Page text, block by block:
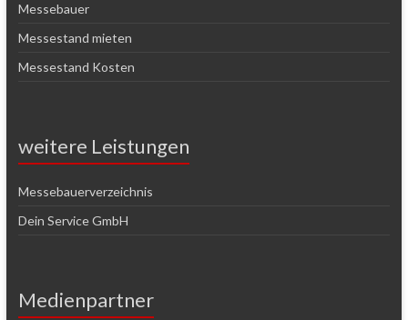
Messebauer
Messestand mieten
Messestand Kosten
weitere Leistungen
Messebauerverzeichnis
Dein Service GmbH
Medienpartner